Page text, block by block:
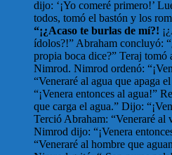
dijo: ‘¡Yo comeré primero!’
todos, tomó el bastón y los
“¡¿Acaso te burlas de mí?!
ídolos?!” Abraham concluyó:
propia boca dice?” Teraj tomó
Nimrod. Nimrod ordenó:
“Veneraré al agua que apaga
“¡Venera entonces al agua!”
que carga el agua.” Dijo:
Terció Abraham: “Veneraré al
Nimrod dijo: “¡Venera
“Veneraré al hombre que